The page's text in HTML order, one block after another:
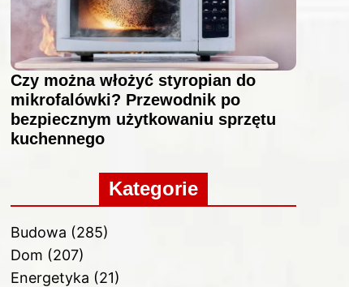
Czy można włożyć styropian do
mikrofalówki? Przewodnik po
bezpiecznym użytkowaniu sprzętu
kuchennego
Kategorie
Budowa (285)
Dom (207)
Energetyka (21)